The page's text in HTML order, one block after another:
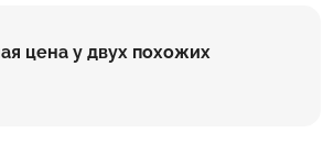
цена у двух похожих